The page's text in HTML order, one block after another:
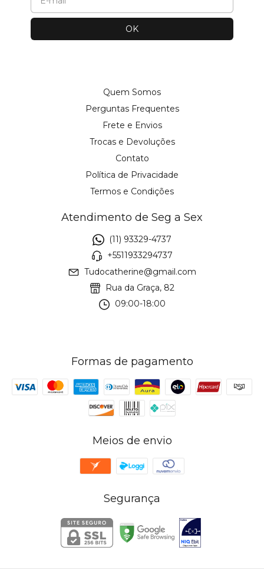
Quem Somos
Perguntas Frequentes
Frete e Envios
Trocas e Devoluções
Contato
Política de Privacidade
Termos e Condições
Atendimento de Seg a Sex
(11) 93329-4737
+5511933294737
Tudocatherine@gmail.com
Rua da Graça, 82
09:00-18:00
Formas de pagamento
Meios de envio
Segurança